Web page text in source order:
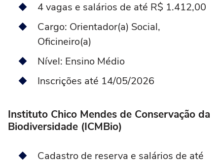
4 vagas e salários de até R$ 1.412,00
Cargo: Orientador(a) Social,
Oficineiro(a)
Nível: Ensino Médio
Inscrições até 14/05/2026
Instituto Chico Mendes de Conservação da
Biodiversidade (ICMBio)
Cadastro de reserva e salários de até